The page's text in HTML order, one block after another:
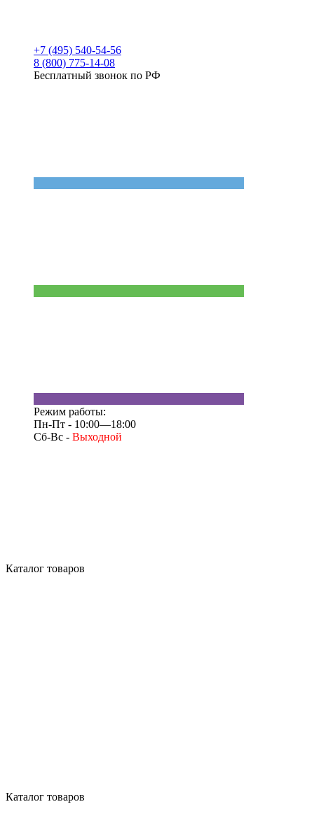
+7 (495) 540-54-56
8 (800) 775-14-08
Бесплатный звонок по РФ
Режим работы:
Пн-Пт - 10:00—18:00
Сб-Вс - Выходной
Каталог товаров
Каталог товаров